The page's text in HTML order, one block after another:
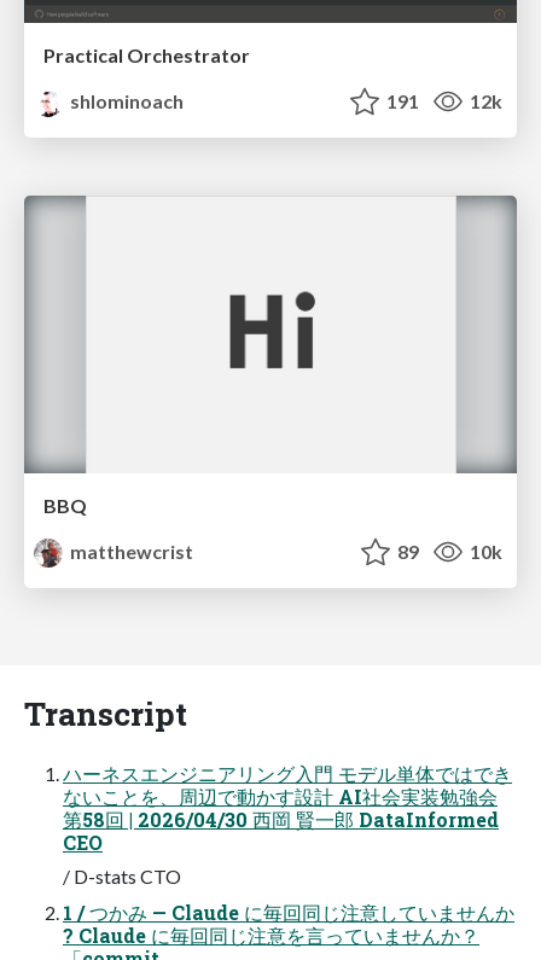
Practical Orchestrator
shlominoach
191 12k
BBQ
matthewcrist
89 10k
Transcript
ハーネスエンジニアリング入門 モデル単体ではでき
ないことを、周辺で動かす設計 AI社会実装勉強会
第58回 | 2026/04/30 西岡 賢一郎 DataInformed
CEO
/ D-stats CTO
1 / つかみ — Claude に毎回同じ注意していませんか
? Claude に毎回同じ注意を言っていませんか？